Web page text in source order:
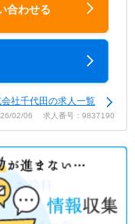
合わせる
社千代田の求人一覧
02/06 求人番号：9837190